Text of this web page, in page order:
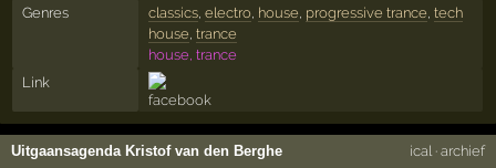
Genres classics, electro, house progressive trance tech
house trance
house, trance
Link
Uitgaansagenda Kristof van den Berghe ical· archief